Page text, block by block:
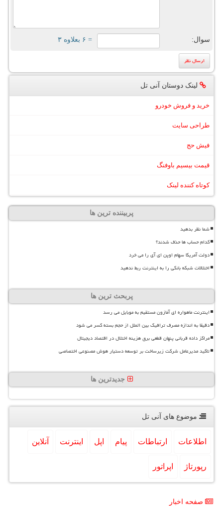
سوال: = ۶ بعلاوه ۳
لینک دوستان آنی تل
خرید و فروش خودرو
طراحی سایت
فیش حج
قیمت بیسیم باوفنگ
کوتاه کننده لینک
پربیننده ترین ها
شما نظر بدهید
کدام حساب ها حذف شدند؟
دولت آمریکا سهام اوپن ای آی را می خرد
اختلالات شبکه بانکی را به اینترنت ربط ندهید
پربحث ترین ها
اینترنت ماهواره ای آمازون مستقیم به موبایل می رسد
دقیقا به اندازه مصرف ترافیک بین الملل از حجم بسته کسر می شود
مراکز داده قربانی پنهان قطعی برق هزینه اختلال در اقتصاد دیجیتال
تاکید مدیرعامل شرکت زیرساخت بر توسعه دستیار هوش مصنوعی اختصاصی
جدیدترین ها
موضوع های آنی تل
اطلاعات ارتباطات پیام اپل اینترنت آنلاین
رپورتاژ اپراتور
صفحه اخبار